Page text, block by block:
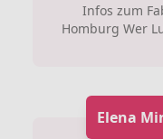
Infos zum
Homburg Wer
Elena